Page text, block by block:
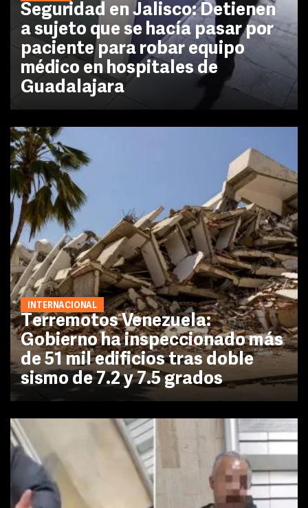
Seguridad en Jalisco: Detienen
a sujeto que se hacía pasar por
paciente para robar equipo
médico en hospitales de
Guadalajara
INTERNACIONAL
Terremotos Venezuela:
Gobierno ha inspeccionado más
de 51 mil edificios tras doble
sismo de 7.2 y 7.5 grados